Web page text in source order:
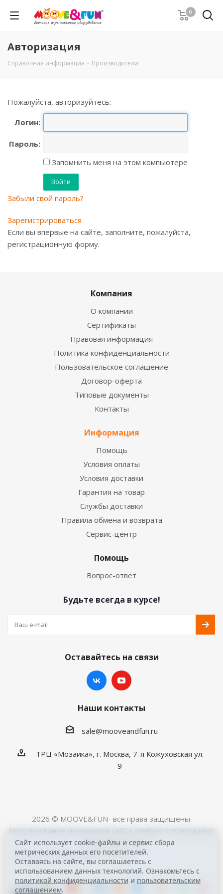
0
Авторизация
Справочная информация - Производители
Пожалуйста, авторизуйтесь:
Логин:
Пароль:
Запомнить меня на этом компьютере
Забыли свой пароль?
Зарегистрироваться
Если вы впервые на сайте, заполните, пожалуйста,
регистрационную форму.
Компания
О компании
Сертификаты
Правовая информация
Политика конфиденциальности
Пользовательское соглашение
Договор-оферта
Типовые документы
Контакты
Информация
Помощь
Условия оплаты
Условия доставки
Гарантия на товар
Службы доставки
Правила обмена и возврата
Сервис-центр
Помощь
Вопрос-ответ
Будьте всегда в курсе!
Оставайтесь на связи
Наши контакты
sale@mooveandfun.ru
ТРЦ «Мозаика», г. Москва, 7-я Кожуховская ул.
9
2026 © MOOVE&FUN- все права защищены.
Использование материалов сайта требует согласования
с © MOOVE&FUN
Расчет доставки осуществляетсяeDost от компании
Айсден.
Сайт использует cookie-файлы и сервис сбора
метрических данных его посетителей.
Оставаясь на сайте, вы соглашаетесь с
использованием данных технологий. Ознакомьтесь с
политикой конфиденциальности и пользовательским
соглашением.